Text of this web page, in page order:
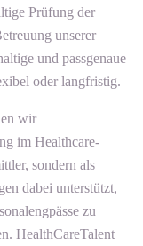
Prüfung der
unserer
und passgenaue
oder langfristig.
wir
im Healthcare-
sondern als
dabei unterstützt,
zu
HealthCareTalent